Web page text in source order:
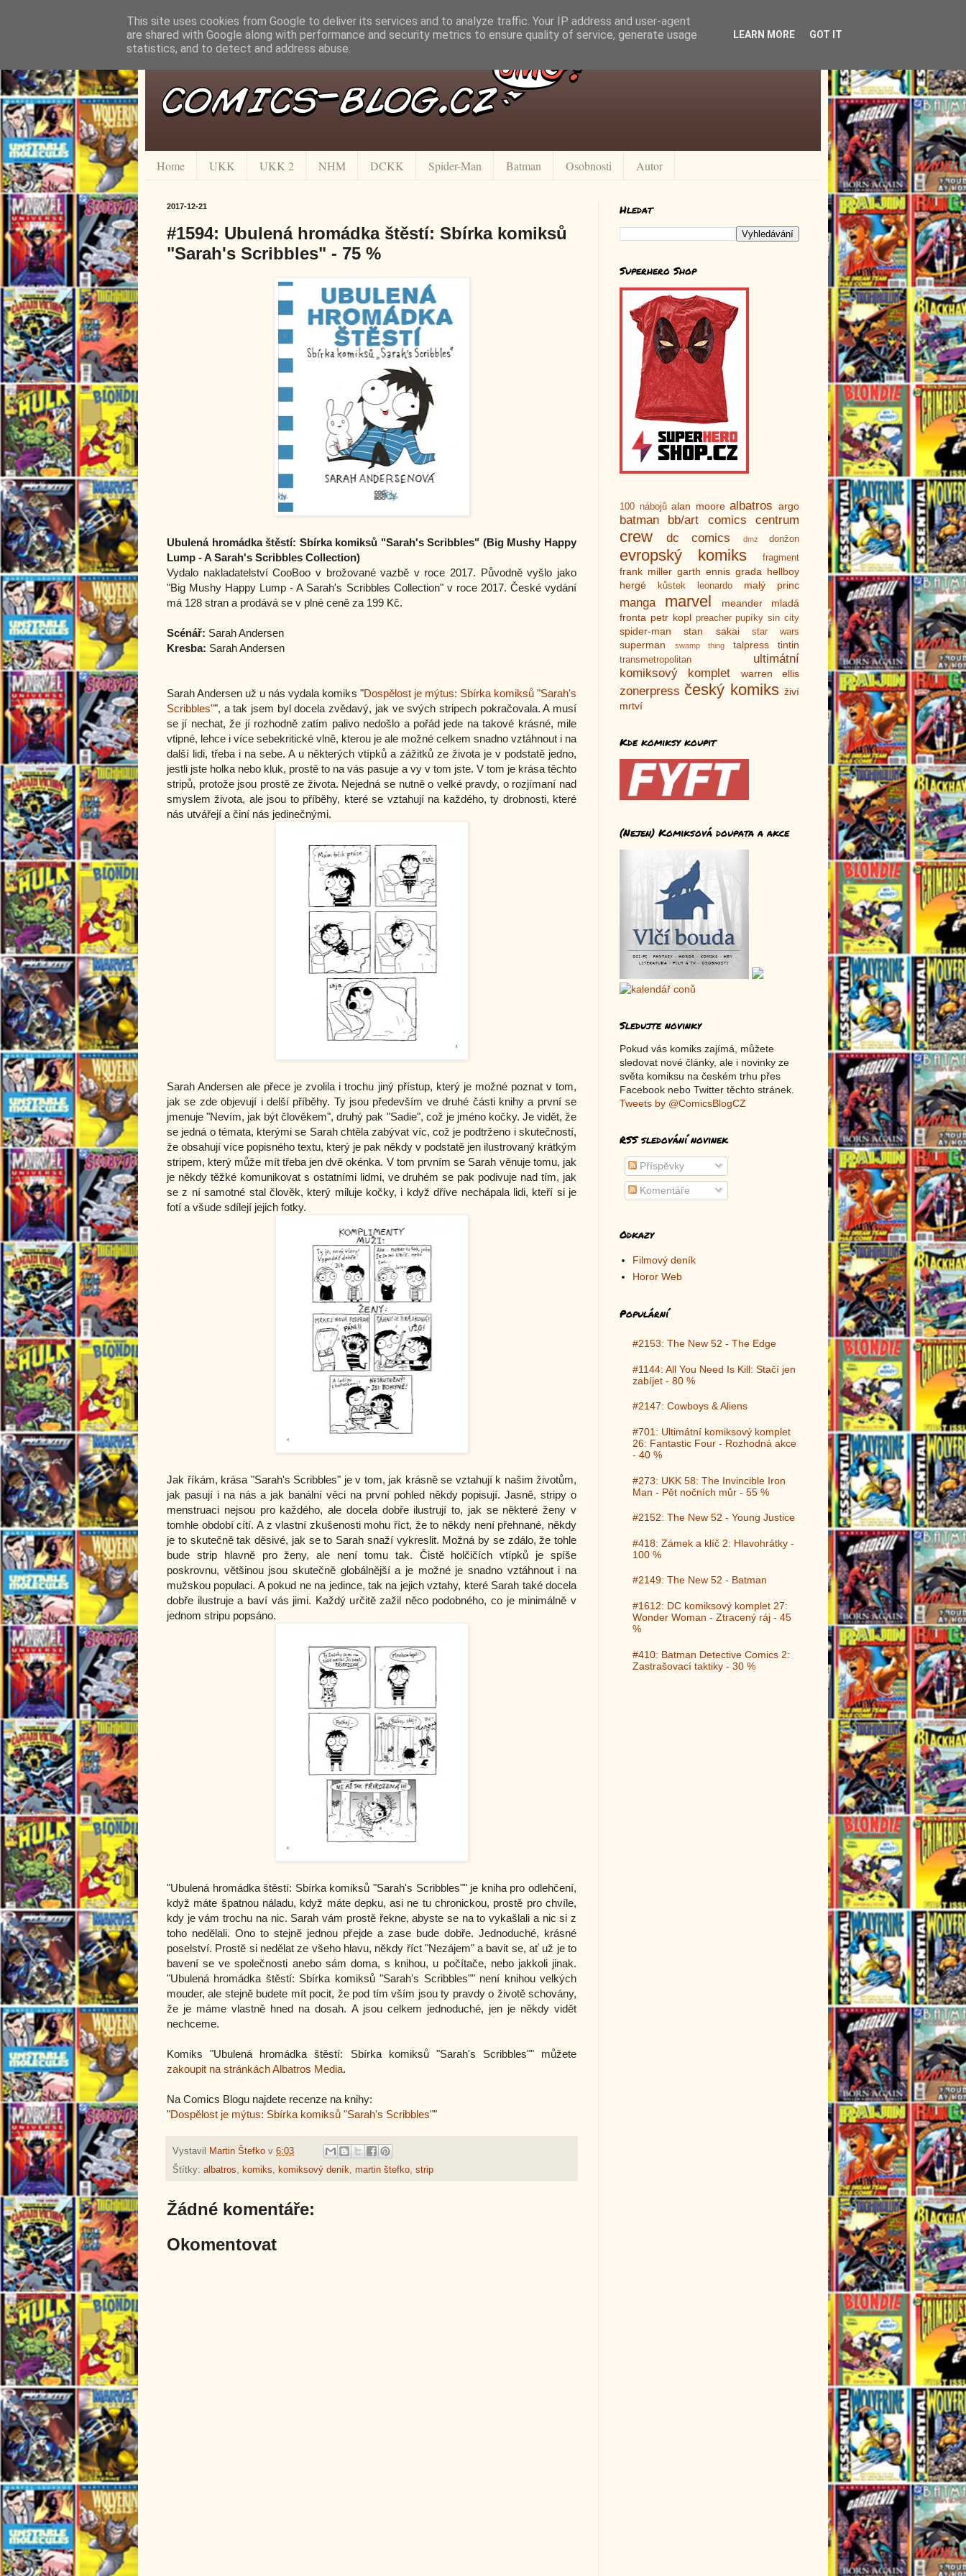
Home UKK UKK 2 NHM DCKK Spider-Man Batman Osobnosti Autor
2017-12-21
#1594: Ubulená hromádka štěstí: Sbírka komiksů
"Sarah's Scribbles" - 75 %
Ubulená hromádka štěstí: Sbírka komiksů "Sarah's Scribbles" (Big Mushy Happy
Lump - A Sarah's Scribbles Collection)
Vydalo nakladatelství CooBoo v brožované vazbě v roce 2017. Původně vyšlo jako
"Big Mushy Happy Lump - A Sarah's Scribbles Collection" v roce 2017. České vydání
má 128 stran a prodává se v plné ceně za 199 Kč.
Scénář: Sarah Andersen
Kresba: Sarah Andersen
Sarah Andersen už u nás vydala komiks "Dospělost je mýtus: Sbírka komiksů "Sarah's
Scribbles"", a tak jsem byl docela zvědavý, jak ve svých stripech pokračovala. A musí
se jí nechat, že jí rozhodně zatím palivo nedošlo a pořád jede na takové krásné, mile
vtipné, lehce i více sebekritické vlně, kterou je ale možné celkem snadno vztáhnout i na
další lidi, třeba i na sebe. A u některých vtípků a zážitků ze života je v podstatě jedno,
jestli jste holka nebo kluk, prostě to na vás pasuje a vy v tom jste. V tom je krása těchto
stripů, protože jsou prostě ze života. Nejedná se nutně o velké pravdy, o rozjímaní nad
smyslem života, ale jsou to příběhy, které se vztahují na každého, ty drobnosti, které
nás utvářejí a činí nás jedinečnými.
Sarah Andersen ale přece je zvolila i trochu jiný přístup, který je možné poznat v tom,
jak se zde objevují i delší příběhy. Ty jsou především ve druhé části knihy a první se
jmenuje "Nevím, jak být člověkem", druhý pak "Sadie", což je jméno kočky. Je vidět, že
se jedná o témata, kterými se Sarah chtěla zabývat víc, což je podtrženo i skutečností,
že obsahují více popisného textu, který je pak někdy v podstatě jen ilustrovaný krátkým
stripem, který může mít třeba jen dvě okénka. V tom prvním se Sarah věnuje tomu, jak
je někdy těžké komunikovat s ostatními lidmi, ve druhém se pak podivuje nad tím, jak
se z ní samotné stal člověk, který miluje kočky, i když dříve nechápala lidi, kteří si je
fotí a všude sdílejí jejich fotky.
Jak říkám, krása "Sarah's Scribbles" je v tom, jak krásně se vztahují k našim životům,
jak pasují i na nás a jak banální věci na první pohled někdy popisují. Jasně, stripy o
menstruaci nejsou pro každého, ale docela dobře ilustrují to, jak se některé ženy v
tomhle období cítí. A z vlastní zkušenosti mohu říct, že to někdy není přehnané, někdy
je to skutečně tak děsivé, jak se to Sarah snaží vykreslit. Možná by se zdálo, že tohle
bude strip hlavně pro ženy, ale není tomu tak. Čistě holčičích vtípků je spíše
poskrovnu, většinou jsou skutečně globálnější a je možné je snadno vztáhnout i na
mužskou populaci. A pokud ne na jedince, tak na jejich vztahy, které Sarah také docela
dobře ilustruje a baví vás jimi. Každý určitě zažil něco podobného, co je minimálně v
jednom stripu popsáno.
"Ubulená hromádka štěstí: Sbírka komiksů "Sarah's Scribbles"" je kniha pro odlehčení,
když máte špatnou náladu, když máte depku, asi ne tu chronickou, prostě pro chvíle,
kdy je vám trochu na nic. Sarah vám prostě řekne, abyste se na to vykašlali a nic si z
toho nedělali. Ono to stejně jednou přejde a zase bude dobře. Jednoduché, krásné
poselství. Prostě si nedělat ze všeho hlavu, někdy říct "Nezájem" a bavit se, ať už je to
bavení se ve společnosti anebo sám doma, s knihou, u počítače, nebo jakkoli jinak.
"Ubulená hromádka štěstí: Sbírka komiksů "Sarah's Scribbles"" není knihou velkých
mouder, ale stejně budete mít pocit, že pod tím vším jsou ty pravdy o životě schovány,
že je máme vlastně hned na dosah. A jsou celkem jednoduché, jen je někdy vidět
nechceme.
Komiks "Ubulená hromádka štěstí: Sbírka komiksů "Sarah's Scribbles"" můžete
zakoupit na stránkách Albatros Media.
Na Comics Blogu najdete recenze na knihy:
"Dospělost je mýtus: Sbírka komiksů "Sarah's Scribbles""
Vystavil Martin Štefko v 6:03
Štítky: albatros, komiks, komiksový deník, martin štefko, strip
Žádné komentáře:
Okomentovat
Hledat
Superhero Shop
100 nábojů alan moore albatros argo
batman bb/art comics centrum
crew dc comics dmz donžon
evropský komiks fragment
frank miller garth ennis grada hellboy
hergé
kůstek leonardo malý princ
manga marvel meander
mladá
fronta petr kopl preacher pupíky sin city
spider-man stan sakai star wars
superman swamp thing talpress tintin
transmetropolitan
ultimátní
komiksový komplet
warren ellis
zonerpress český komiks živí
mrtví
Kde komiksy koupit
(Nejen) Komiksová doupata a akce
Sledujte novinky
Pokud vás komiks zajímá, můžete
sledovat nové články, ale i novinky ze
světa komiksu na českém trhu přes
Facebook nebo Twitter těchto stránek.
Tweets by @ComicsBlogCZ
RSS sledování novinek
Příspěvky
Komentáře
Odkazy
Filmový deník
Horor Web
Populární
#2153: The New 52 - The Edge
#1144: All You Need Is Kill: Stačí jen
zabíjet - 80 %
#2147: Cowboys & Aliens
#701: Ultimátní komiksový komplet
26: Fantastic Four - Rozhodná akce
- 40 %
#273: UKK 58: The Invincible Iron
Man - Pět nočních můr - 55 %
#2152: The New 52 - Young Justice
#418: Zámek a klíč 2: Hlavohrátky -
100 %
#2149: The New 52 - Batman
#1612: DC komiksový komplet 27:
Wonder Woman - Ztracený ráj - 45
%
#410: Batman Detective Comics 2:
Zastrašovací taktiky - 30 %
This site uses cookies from Google to deliver its services and to analyze traffic. Your IP address and user-agent
are shared with Google along with performance and security metrics to ensure quality of service, generate usage
statistics, and to detect and address abuse.
LEARN MORE GOT IT